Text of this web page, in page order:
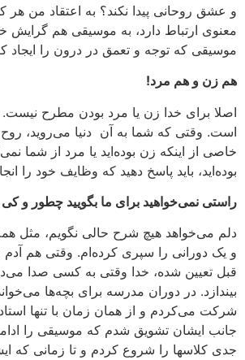
و عشق روحانى پیدا نکند؟ به اعتقاد من
معنوى ارتباط دارد، به موسیقی هم گرایش‏
موسیقى که توجه و تعمق در درون را ایجاد
هم زن و هم مرد!
اصلا براى خدا زن یا مرد بودن مطرح
است. وقتى که شما به آن دنیا مى‌روید،
خاصى از اینکه زن بوده‌اید یا مرد از شما
بوده‌اید، باید پاسخ دهید که وظایف خود را
راستى نمى‌خواهید براى ما بگویید چطور و
دلم مى‌خواهد هیچ شرح حالى نگویم، مثل همه‌
و یک دورانى را سپرى کرده‌ام. وقتى هم
قبل تعیین شده، خدا وقتى به کسى صدا
بیندازد. در دوران مدرسه براى بچه‌ها
شرکت مى‌کردم و از همان زمان با تنها
جانب ایشان تشویق شدم که موسیقى را
جدى کلاسها را شروع کردم و تا زمانى که